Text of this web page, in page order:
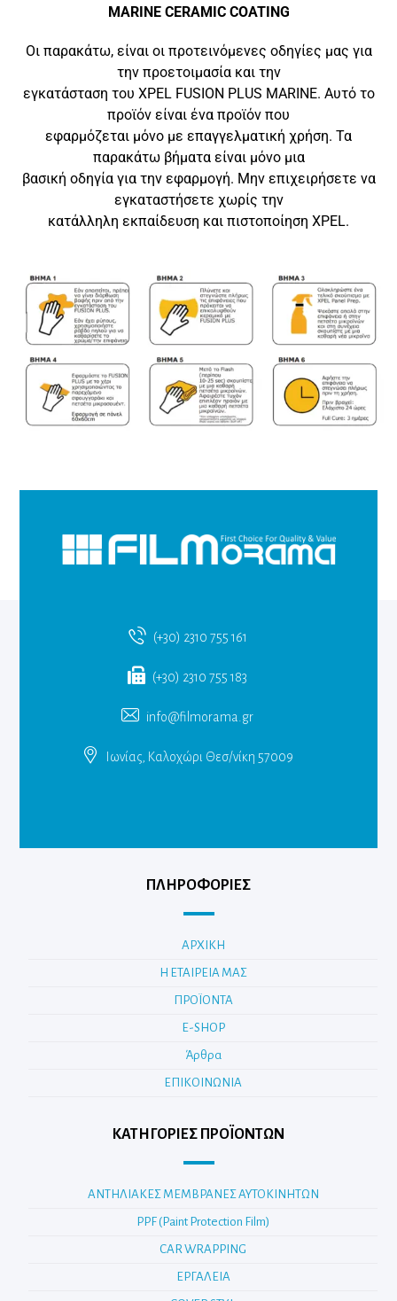
MARINE CERAMIC COATING
Οι παρακάτω, είναι οι προτεινόμενες οδηγίες μας για
την προετοιμασία και την
εγκατάσταση του XPEL FUSION PLUS MARINE. Αυτό το
προϊόν είναι ένα προϊόν που
εφαρμόζεται μόνο με επαγγελματική χρήση. Τα
παρακάτω βήματα είναι μόνο μια
βασική οδηγία για την εφαρμογή. Μην επιχειρήσετε να
εγκαταστήσετε χωρίς την
κατάλληλη εκπαίδευση και πιστοποίηση XPEL.
(+30) 2310 755 161
(+30) 2310 755 183
info@filmorama.gr
Ιωνίας, Καλοχώρι Θεσ/νίκη 57009
ΠΛΗΡΟΦΟΡΙΕΣ
ΑΡΧΙΚΗ
Η ΕΤΑΙΡΕΙΑ ΜΑΣ
ΠΡΟΪΟΝΤΑ
E-SHOP
Άρθρα
ΕΠΙΚΟΙΝΩΝΙΑ
ΚΑΤΗΓΟΡΊΕΣ ΠΡΟΪΌΝΤΩΝ
ΑΝΤΗΛΙΑΚΕΣ ΜΕΜΒΡΑΝΕΣ ΑΥΤΟΚΙΝΗΤΩΝ
PPF (Paint Protection Film)
CAR WRAPPING
ΕΡΓΑΛΕΙΑ